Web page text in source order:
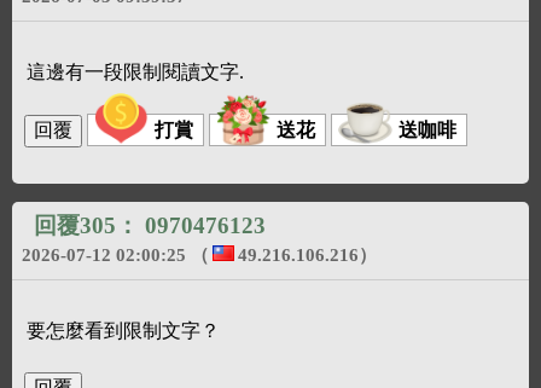
這邊有一段限制閱讀文字.
打賞 送花 送咖啡
回覆305： 0970476123
2026-07-12 02:00:25 （ 49.216.106.216）
要怎麼看到限制文字？